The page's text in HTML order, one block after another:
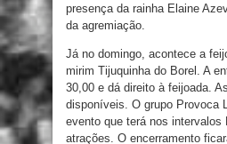
presença da rainha Elaine
da agremiação.
Já no domingo, acontece a
mirim Tijuquinha do Borel. A
30,00 e dá direito à feijoada.
disponíveis. O grupo Provoca
evento que terá nos intervalos
atrações. O encerramento